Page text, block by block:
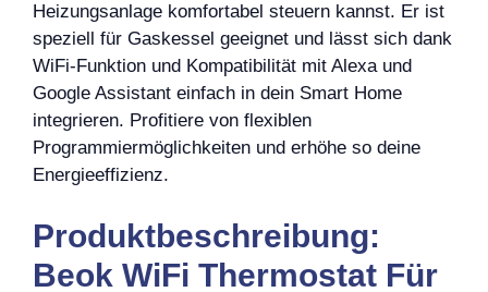
Heizungsanlage komfortabel steuern kannst. Er ist
speziell für Gaskessel geeignet und lässt sich dank
WiFi-Funktion und Kompatibilität mit Alexa und
Google Assistant einfach in dein Smart Home
integrieren. Profitiere von flexiblen
Programmiermöglichkeiten und erhöhe so deine
Energieeffizienz.
Produktbeschreibung:
Beok WiFi Thermostat Für